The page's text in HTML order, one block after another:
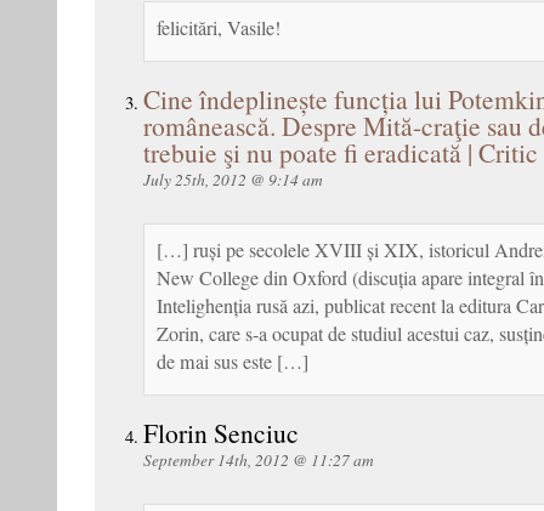
felicitări, Vasile!
Cine îndeplinește funcția lui
românească. Despre Mită-craţie sau
trebuie şi nu poate fi eradicată |
July 25th, 2012 @ 9:14 am
[…] ruși pe secolele XVIII și XIX, istoricul
New College din Oxford (discuția apare integral
Intelighenția rusă azi, publicat recent la editura
Zorin, care s-a ocupat de studiul acestui caz,
de mai sus este […]
Florin Senciuc
September 14th, 2012 @ 11:27 am